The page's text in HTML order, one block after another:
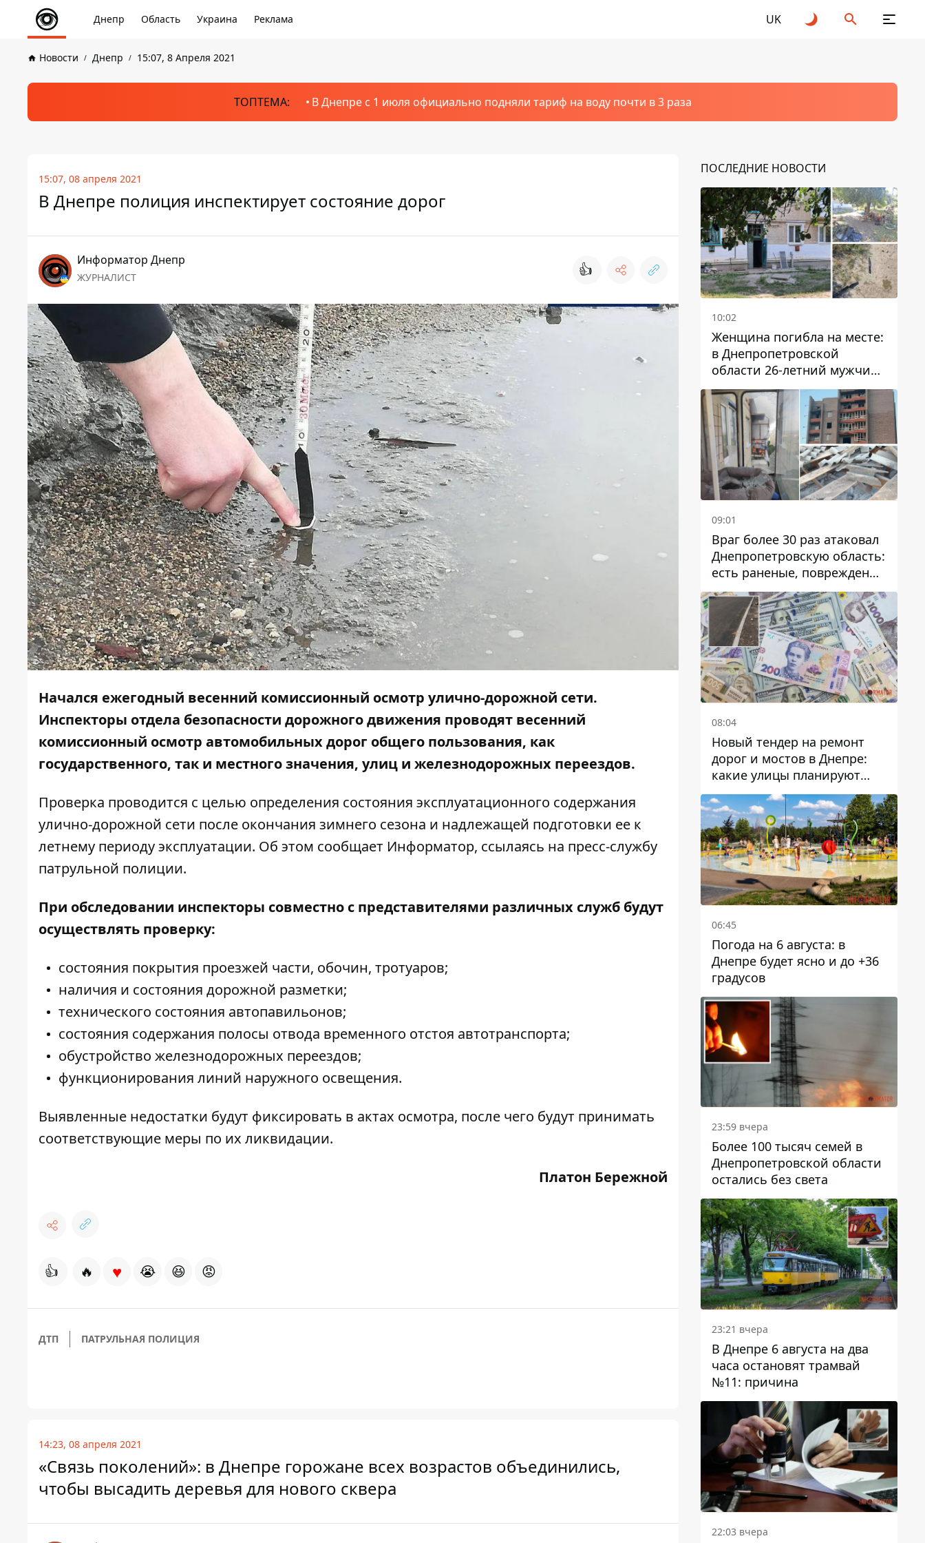
Днепр Область Украина Реклама UK
Новости Днепр 15:07, 8 Апреля 2021
ТОПТЕМА: В Днепре с 1 июля официально подняли тариф на воду почти в 3 раза
15:07, 08 апреля 2021
В Днепре полиция инспектирует состояние дорог
Информатор Днепр
ЖУРНАЛИСТ 👍
Начался ежегодный весенний комиссионный осмотр улично-дорожной сети.
Инспекторы отдела безопасности дорожного движения проводят весенний
комиссионный осмотр автомобильных дорог общего пользования, как
государственного, так и местного значения, улиц и железнодорожных переездов.
Проверка проводится с целью определения состояния эксплуатационного содержания
улично-дорожной сети после окончания зимнего сезона и надлежащей подготовки ее к
летнему периоду эксплуатации. Об этом сообщает Информатор, ссылаясь на пресс-службу
патрульной полиции.
При обследовании инспекторы совместно с представителями различных служб будут
осуществлять проверку:
состояния покрытия проезжей части, обочин, тротуаров;
наличия и состояния дорожной разметки;
технического состояния автопавильонов;
состояния содержания полосы отвода временного отстоя автотранспорта;
обустройство железнодорожных переездов;
функционирования линий наружного освещения.
Выявленные недостатки будут фиксировать в актах осмотра, после чего будут принимать
соответствующие меры по их ликвидации.
Платон Бережной
👍 🔥 ♥ 😭 😆 😡
ДТП ПАТРУЛЬНАЯ ПОЛИЦИЯ
14:23, 08 апреля 2021
«Связь поколений»: в Днепре горожане всех возрастов объединились,
чтобы высадить деревья для нового сквера
ПОСЛЕДНИЕ НОВОСТИ
10:02
Женщина погибла на месте:
в Днепропетровской
области 26-летний мужчина
избил трех человек
металлическим предметом
09:01
Враг более 30 раз атаковал
Днепропетровскую область:
есть раненые, повреждены
лицей, дома и предприятия
08:04
Новый тендер на ремонт
дорог и мостов в Днепре:
какие улицы планируют
обновить и сколько
десятков миллионов гривен
на это хотят потратить
06:45
Погода на 6 августа: в
Днепре будет ясно и до +36
градусов
23:59 вчера
Более 100 тысяч семей в
Днепропетровской области
остались без света
23:21 вчера
В Днепре 6 августа на два
часа остановят трамвай
№11: причина
22:03 вчера